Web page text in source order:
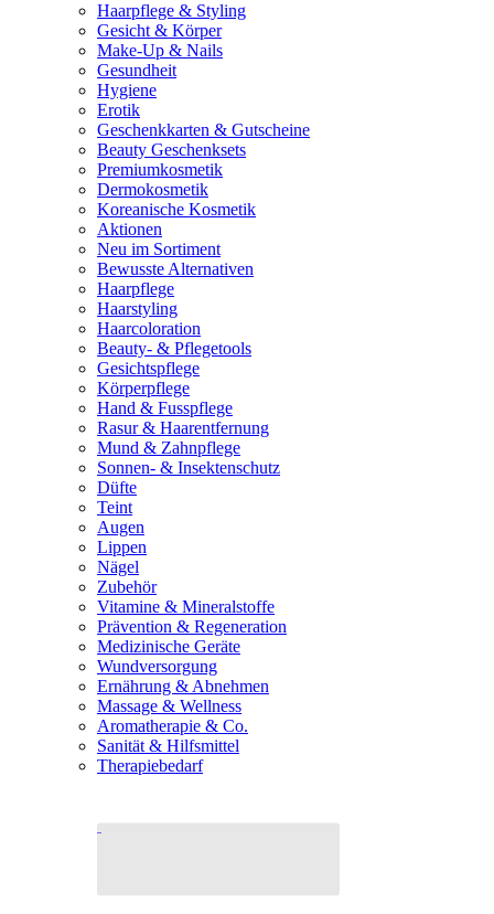
Haarpflege & Styling
Gesicht & Körper
Make-Up & Nails
Gesundheit
Hygiene
Erotik
Geschenkkarten & Gutscheine
Beauty Geschenksets
Premiumkosmetik
Dermokosmetik
Koreanische Kosmetik
Aktionen
Neu im Sortiment
Bewusste Alternativen
Haarpflege
Haarstyling
Haarcoloration
Beauty- & Pflegetools
Gesichtspflege
Körperpflege
Hand & Fusspflege
Rasur & Haarentfernung
Mund & Zahnpflege
Sonnen- & Insektenschutz
Düfte
Teint
Augen
Lippen
Nägel
Zubehör
Vitamine & Mineralstoffe
Prävention & Regeneration
Medizinische Geräte
Wundversorgung
Ernährung & Abnehmen
Massage & Wellness
Aromatherapie & Co.
Sanität & Hilfsmittel
Therapiebedarf